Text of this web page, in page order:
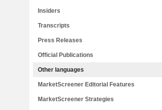
Insiders
Transcripts
Press Releases
Official Publications
Other languages
MarketScreener Editorial Features
MarketScreener Strategies